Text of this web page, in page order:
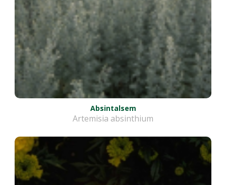
Absintalsem
Artemisia absinthium